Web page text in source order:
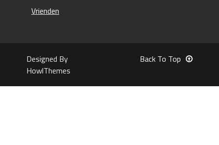
Vrienden
Designed By
HowlThemes
Back To Top